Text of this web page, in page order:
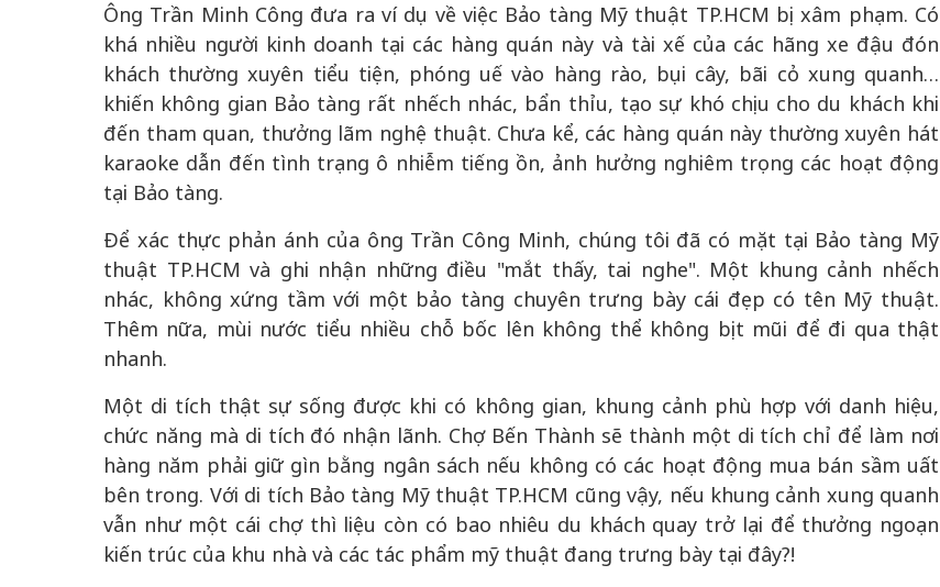
Ông Trần Minh Công đưa ra ví dụ về việc Bảo tàng Mỹ thuật TP.HCM bị xâm phạm. Có
khá nhiều người kinh doanh tại các hàng quán này và tài xế của các hãng xe đậu đón
khách thường xuyên tiểu tiện, phóng uế vào hàng rào, bụi cây, bãi cỏ xung quanh…
khiến không gian Bảo tàng rất nhếch nhác, bẩn thỉu, tạo sự khó chịu cho du khách khi
đến tham quan, thưởng lãm nghệ thuật. Chưa kể, các hàng quán này thường xuyên hát
karaoke dẫn đến tình trạng ô nhiễm tiếng ồn, ảnh hưởng nghiêm trọng các hoạt động
tại Bảo tàng.
Để xác thực phản ánh của ông Trần Công Minh, chúng tôi đã có mặt tại Bảo tàng Mỹ
thuật TP.HCM và ghi nhận những điều "mắt thấy, tai nghe". Một khung cảnh nhếch
nhác, không xứng tầm với một bảo tàng chuyên trưng bày cái đẹp có tên Mỹ thuật.
Thêm nữa, mùi nước tiểu nhiều chỗ bốc lên không thể không bịt mũi để đi qua thật
nhanh.
Một di tích thật sự sống được khi có không gian, khung cảnh phù hợp với danh hiệu,
chức năng mà di tích đó nhận lãnh. Chợ Bến Thành sẽ thành một di tích chỉ để làm nơi
hàng năm phải giữ gìn bằng ngân sách nếu không có các hoạt động mua bán sầm uất
bên trong. Với di tích Bảo tàng Mỹ thuật TP.HCM cũng vậy, nếu khung cảnh xung quanh
vẫn như một cái chợ thì liệu còn có bao nhiêu du khách quay trở lại để thưởng ngoạn
kiến trúc của khu nhà và các tác phẩm mỹ thuật đang trưng bày tại đây?!